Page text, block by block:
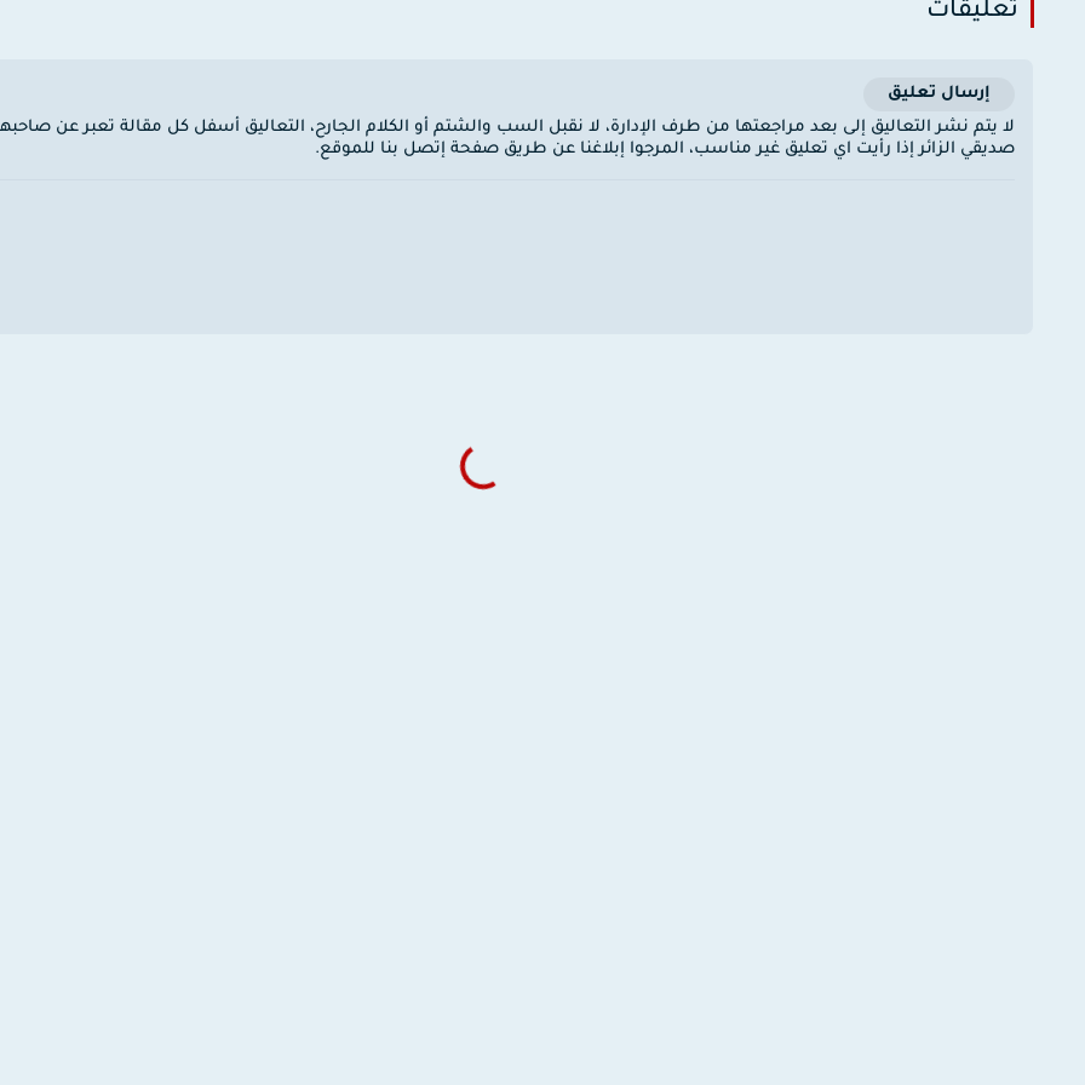
تعليقات
إرسال تعليق
لا يتم نشر التعاليق إلى بعد مراجعتها من طرف الإدارة، لا نقبل السب والشتم أو الكلام الجارح، التعاليق أسفل كل مقالة تعبر عن
صديقي الزائر إذا رأيت اي تعليق غير مناسب، المرجوا إبلاغنا عن طريق صفحة إتصل بنا للموقع.